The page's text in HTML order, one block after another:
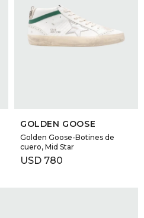
GOLDEN GOOSE
Golden Goose-Botines de
cuero, Mid Star
USD 780